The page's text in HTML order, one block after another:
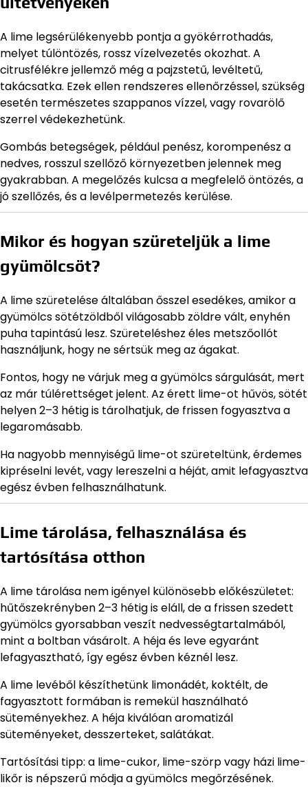
A lime legsérülékenyebb pontja a gyökérrothadás,
melyet túlöntözés, rossz vízelvezetés okozhat. A
citrusfélékre jellemző még a pajzstetű, levéltetű,
takácsatka. Ezek ellen rendszeres ellenőrzéssel, szükség
esetén természetes szappanos vízzel, vagy rovarölő
szerrel védekezhetünk.
Gombás betegségek, például penész, korompenész a
nedves, rosszul szellőző környezetben jelennek meg
gyakrabban. A megelőzés kulcsa a megfelelő öntözés, a
jó szellőzés, és a levélpermetezés kerülése.
Mikor és hogyan szüreteljük a lime
gyümölcsöt?
A lime szüretelése általában ősszel esedékes, amikor a
gyümölcs sötétzöldből világosabb zöldre vált, enyhén
puha tapintású lesz. Szüreteléshez éles metszőollót
használjunk, hogy ne sértsük meg az ágakat.
Fontos, hogy ne várjuk meg a gyümölcs sárgulását, mert
az már túlérettséget jelent. Az érett lime-ot hűvös, sötét
helyen 2–3 hétig is tárolhatjuk, de frissen fogyasztva a
legaromásabb.
Ha nagyobb mennyiségű lime-ot szüreteltünk, érdemes
kipréselni levét, vagy lereszelni a héját, amit lefagyasztva
egész évben felhasználhatunk.
Lime tárolása, felhasználása és
tartósítása otthon
A lime tárolása nem igényel különösebb előkészületet:
hűtőszekrényben 2–3 hétig is eláll, de a frissen szedett
gyümölcs gyorsabban veszít nedvességtartalmából,
mint a boltban vásárolt. A héja és leve egyaránt
lefagyasztható, így egész évben kéznél lesz.
A lime levéből készíthetünk limonádét, koktélt, de
fagyasztott formában is remekül használható
süteményekhez. A héja kiválóan aromatizál
süteményeket, desszerteket, salátákat.
Tartósítási tipp: a lime-cukor, lime-szörp vagy házi lime-
likőr is népszerű módja a gyümölcs megőrzésének.